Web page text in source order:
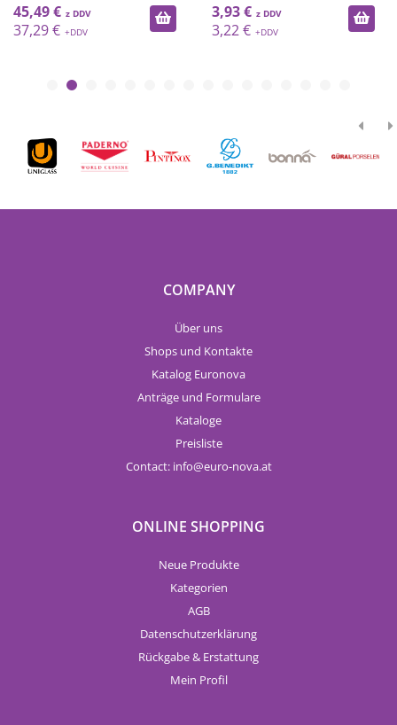
45,49 €
37,29 €
3,93 €
3,22 €
COMPANY
Über uns
Shops und Kontakte
Katalog Euronova
Anträge und Formulare
Kataloge
Preisliste
Contact: info euro-nova.at
ONLINE SHOPPING
Neue Produkte
Kategorien
AGB
Datenschutzerklärung
Rückgabe & Erstattung
Mein Profil